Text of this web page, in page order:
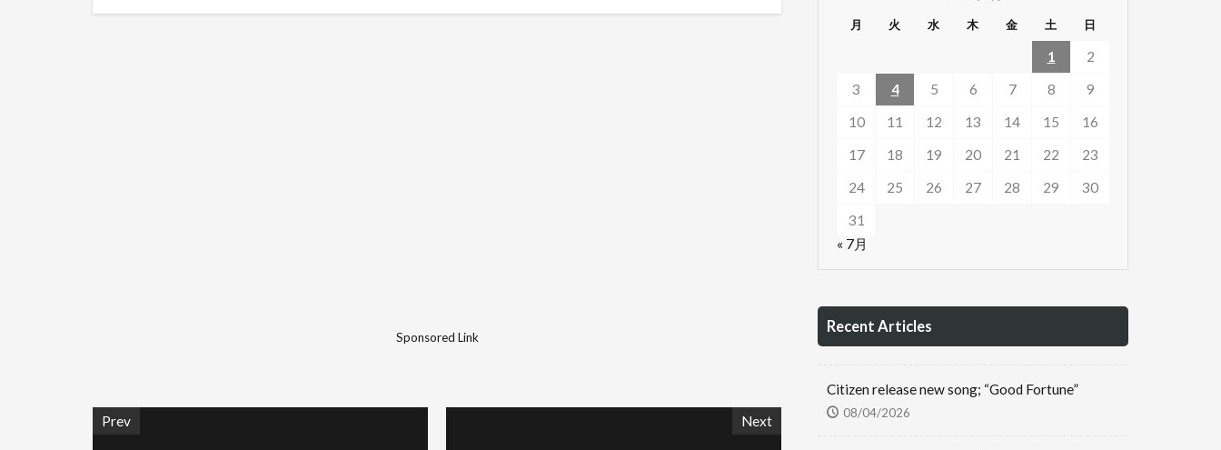
Sponsored Link
Prev Next
月 火 水 木 金 土 日
1
2
3
4 5 6 7 8
9
10
11 12 13 14 15
16
17
18 19 20 21 22
23
24
25 26 27 28 29
30
31
« 7月
Recent Articles
Citizen release new song; “Good Fortune”
08/04/2026